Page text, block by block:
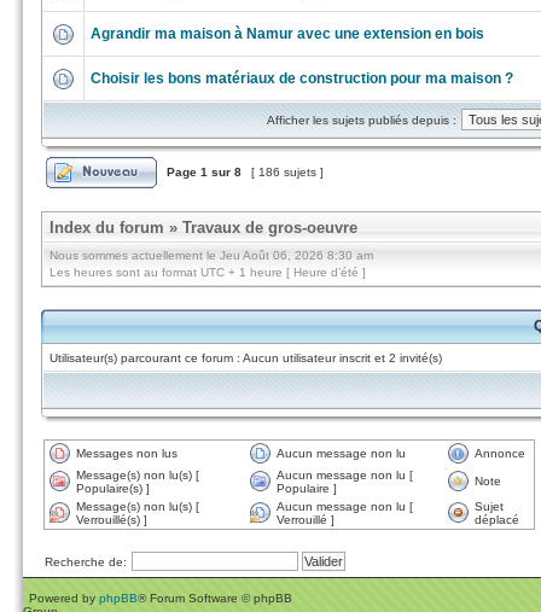
Agrandir ma maison à Namur avec une extension en bois
Choisir les bons matériaux de construction pour ma maison ?
Afficher les sujets publiés depuis :
Page 1 sur 8 [ 186 sujets ]
Index du forum » Travaux de gros-oeuvre
Nous sommes actuellement le Jeu Août 06, 2026 8:30 am
Les heures sont au format UTC + 1 heure [ Heure d’été ]
Utilisateur(s) parcourant ce forum : Aucun utilisateur inscrit et 2 invité(s)
Messages non lus Aucun message non lu
Annonce
Message(s) non lu(s) [
Populaire(s) ]
Aucun message non lu [
Populaire ]
Note
Message(s) non lu(s) [
Verrouillé(s) ]
Aucun message non lu [
Verrouillé ]
Sujet
déplacé
Recherche de:
Powered by phpBB® Forum Software © phpBB